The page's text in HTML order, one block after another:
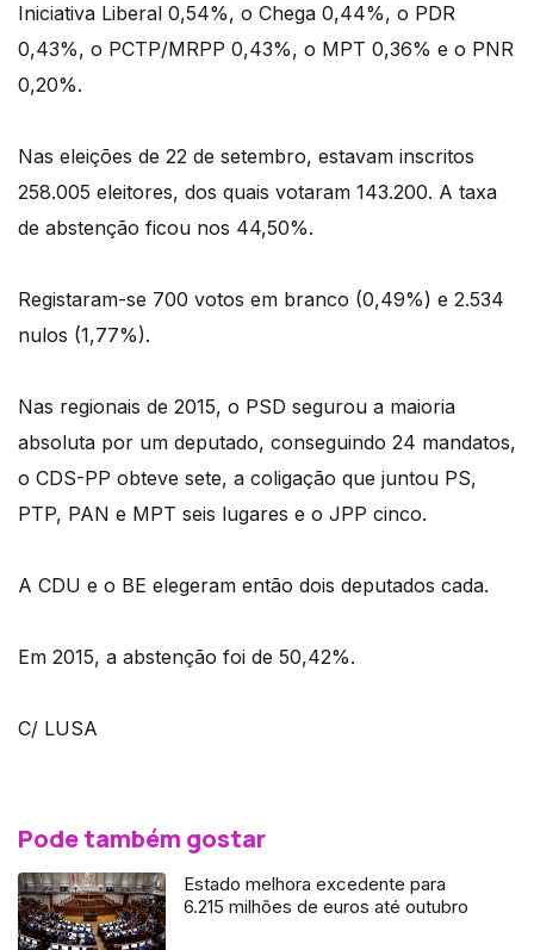
Iniciativa Liberal 0,54%, o Chega 0,44%, o PDR
0,43%, o PCTP/MRPP 0,43%, o MPT 0,36% e o PNR
0,20%.
Nas eleições de 22 de setembro, estavam inscritos
258.005 eleitores, dos quais votaram 143.200. A taxa
de abstenção ficou nos 44,50%.
Registaram-se 700 votos em branco (0,49%) e 2.534
nulos (1,77%).
Nas regionais de 2015, o PSD segurou a maioria
absoluta por um deputado, conseguindo 24 mandatos,
o CDS-PP obteve sete, a coligação que juntou PS,
PTP, PAN e MPT seis lugares e o JPP cinco.
A CDU e o BE elegeram então dois deputados cada.
Em 2015, a abstenção foi de 50,42%.
C/ LUSA
Pode também gostar
Estado melhora excedente para
6.215 milhões de euros até outubro